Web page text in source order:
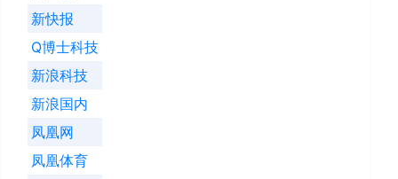
新快报
Q博士科技
新浪科技
新浪国内
凤凰网
凤凰体育